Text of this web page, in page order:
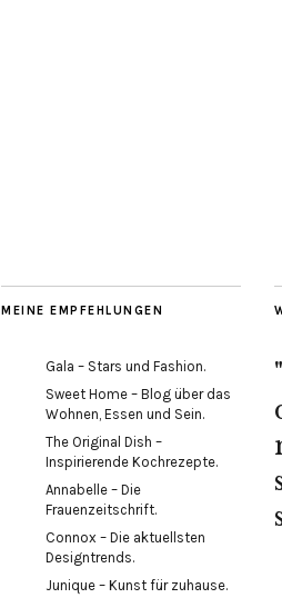
MEINE EMPFEHLUNGEN
Gala – Stars und Fashion.
Sweet Home – Blog über das
Wohnen, Essen und Sein.
The Original Dish –
Inspirierende Kochrezepte.
Annabelle – Die
Frauenzeitschrift.
Connox – Die aktuellsten
Designtrends.
Junique – Kunst für zuhause.